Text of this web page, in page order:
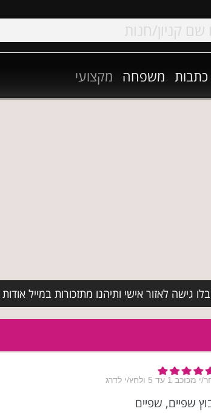
כתבות משפחה מקצועי
גישה לאזור אישי ותיהנו מתזכורות במייל אודות
שפיים, שפיים